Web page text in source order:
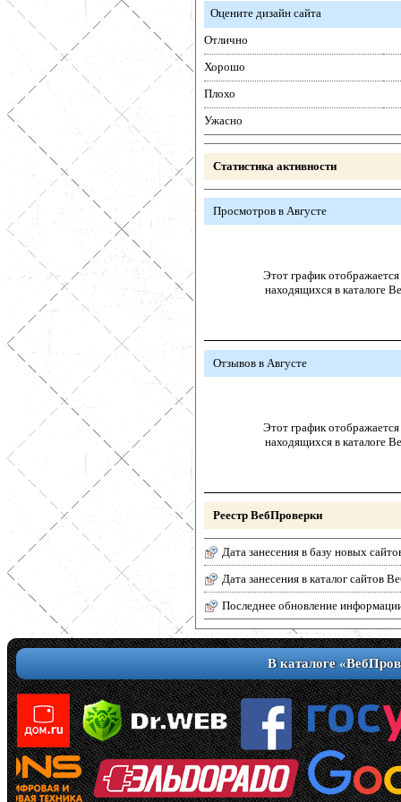
Оцените дизайн сайта
Отлично
Хорошо
Плохо
Ужасно
Статистика активности
Просмотров в Августе
Этот график отображается
находящихся в каталоге
Отзывов в Августе
Этот график отображается
находящихся в каталоге
Реестр ВебПроверки
Дата занесения в базу новых
Дата занесения в каталог сайтов
Последнее обновление
В каталоге